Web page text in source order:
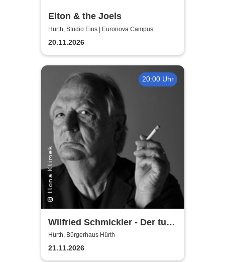
Elton & the Joels
Hürth, Studio Eins | Euronova Campus
20.11.2026
20:00 Uhr
Wilfried Schmickler - Der tut's
noch
Hürth, Bürgerhaus Hürth
21.11.2026